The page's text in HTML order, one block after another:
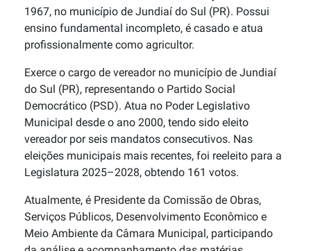
1967, no município de Jundiaí do Sul (PR). Possui
ensino fundamental incompleto, é casado e atua
profissionalmente como agricultor.
Exerce o cargo de vereador no município de Jundiaí
do Sul (PR), representando o Partido Social
Democrático (PSD). Atua no Poder Legislativo
Municipal desde o ano 2000, tendo sido eleito
vereador por seis mandatos consecutivos. Nas
eleições municipais mais recentes, foi reeleito para a
Legislatura 2025–2028, obtendo 161 votos.
Atualmente, é Presidente da Comissão de Obras,
Serviços Públicos, Desenvolvimento Econômico e
Meio Ambiente da Câmara Municipal, participando